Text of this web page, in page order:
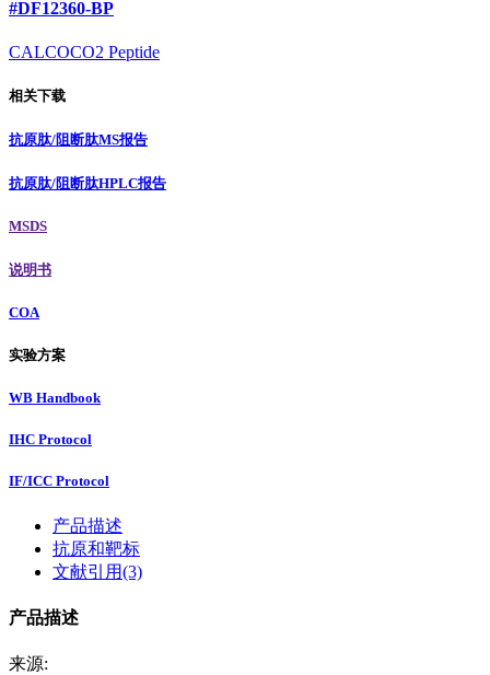
#DF12360-BP
CALCOCO2 Peptide
相关下载
抗原肽/阻断肽MS报告
抗原肽/阻断肽HPLC报告
MSDS
说明书
COA
实验方案
WB Handbook
IHC Protocol
IF/ICC Protocol
产品描述
抗原和靶标
文献引用(3)
产品描述
来源: